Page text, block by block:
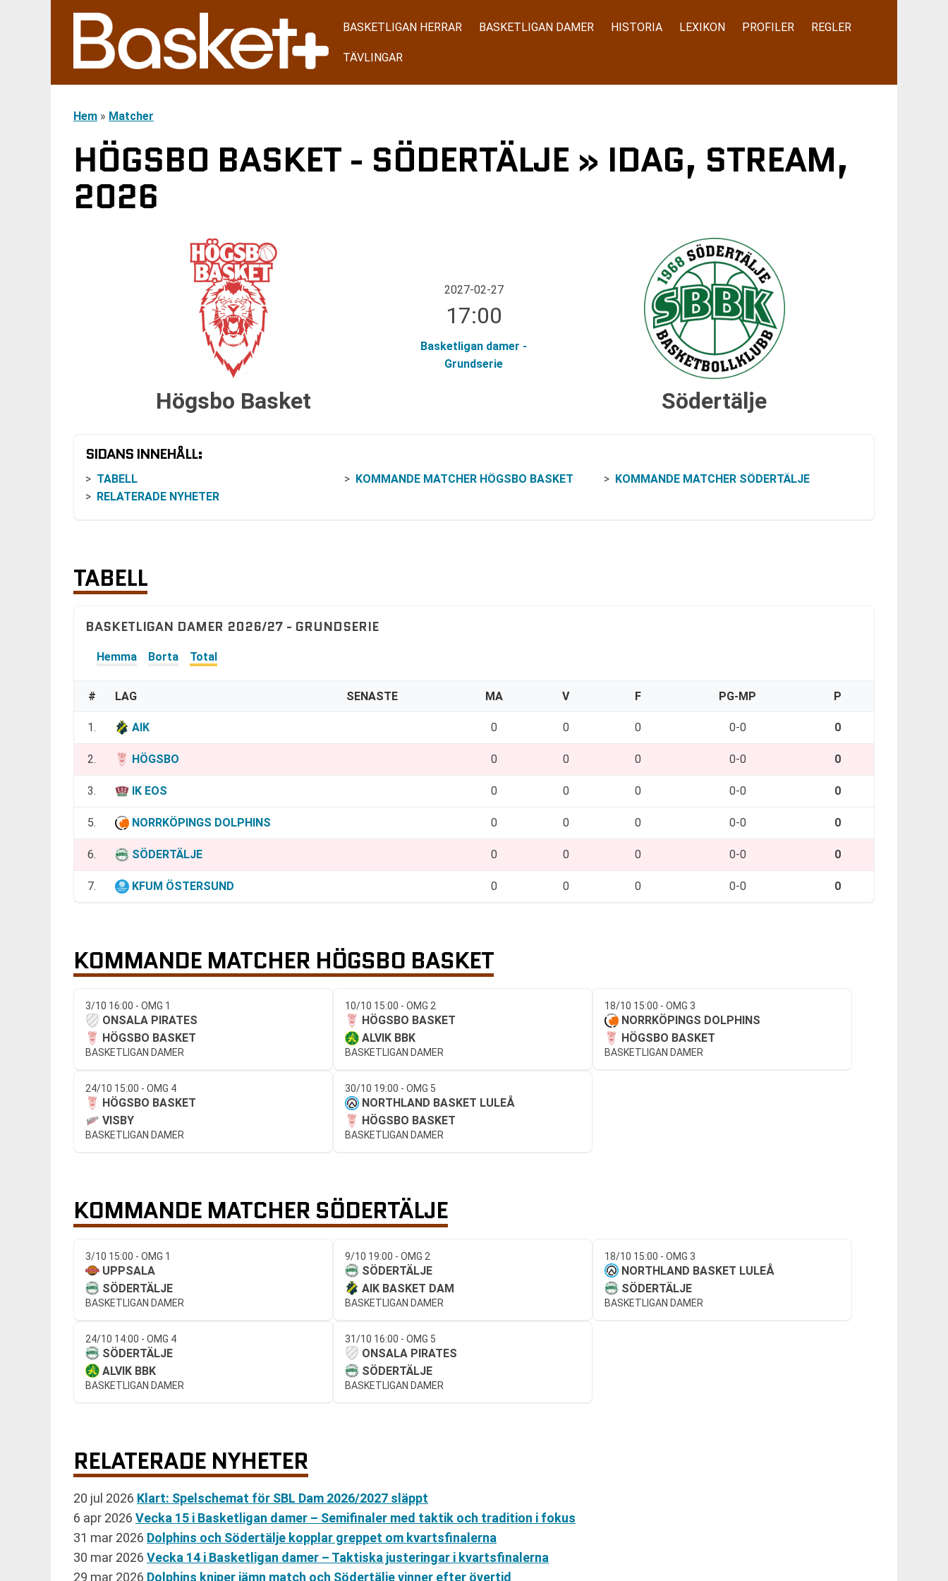
BASKETLIGAN HERRAR BASKETLIGAN DAMER HISTORIA LEXIKON PROFILER REGLER
TÄVLINGAR
Hem » Matcher
HÖGSBO BASKET - SÖDERTÄLJE » IDAG, STREAM,
2026
Högsbo Basket
2027-02-27
17:00
Basketligan damer -
Grundserie
Södertälje
SIDANS INNEHÅLL:
TABELL KOMMANDE MATCHER HÖGSBO BASKET
KOMMANDE MATCHER SÖDERTÄLJE
RELATERADE NYHETER
TABELL
BASKETLIGAN DAMER 2026/27 - GRUNDSERIE
Hemma Borta Total
# LAG SENASTE MA V F PG-MP P
1. AIK 0 0 0 0-0 0
2. HÖGSBO 0 0 0 0-0 0
3. IK EOS 0 0 0 0-0 0
5. NORRKÖPINGS DOLPHINS 0 0 0 0-0 0
6. SÖDERTÄLJE 0 0 0 0-0 0
7. KFUM ÖSTERSUND 0 0 0 0-0 0
KOMMANDE MATCHER HÖGSBO BASKET
3/10 16:00 - OMG 1
ONSALA PIRATES
HÖGSBO BASKET
BASKETLIGAN DAMER
10/10 15:00 - OMG 2
HÖGSBO BASKET
ALVIK BBK
BASKETLIGAN DAMER
18/10 15:00 - OMG 3
NORRKÖPINGS DOLPHINS
HÖGSBO BASKET
BASKETLIGAN DAMER
24/10 15:00 - OMG 4
HÖGSBO BASKET
VISBY
BASKETLIGAN DAMER
30/10 19:00 - OMG 5
NORTHLAND BASKET LULEÅ
HÖGSBO BASKET
BASKETLIGAN DAMER
KOMMANDE MATCHER SÖDERTÄLJE
3/10 15:00 - OMG 1
UPPSALA
SÖDERTÄLJE
BASKETLIGAN DAMER
9/10 19:00 - OMG 2
SÖDERTÄLJE
AIK BASKET DAM
BASKETLIGAN DAMER
18/10 15:00 - OMG 3
NORTHLAND BASKET LULEÅ
SÖDERTÄLJE
BASKETLIGAN DAMER
24/10 14:00 - OMG 4
SÖDERTÄLJE
ALVIK BBK
BASKETLIGAN DAMER
31/10 16:00 - OMG 5
ONSALA PIRATES
SÖDERTÄLJE
BASKETLIGAN DAMER
RELATERADE NYHETER
20 jul 2026 Klart: Spelschemat för SBL Dam 2026/2027 släppt
6 apr 2026 Vecka 15 i Basketligan damer – Semifinaler med taktik och tradition i fokus
31 mar 2026 Dolphins och Södertälje kopplar greppet om kvartsfinalerna
30 mar 2026 Vecka 14 i Basketligan damer – Taktiska justeringar i kvartsfinalerna
29 mar 2026 Dolphins kniper jämn match och Södertälje vinner efter övertid